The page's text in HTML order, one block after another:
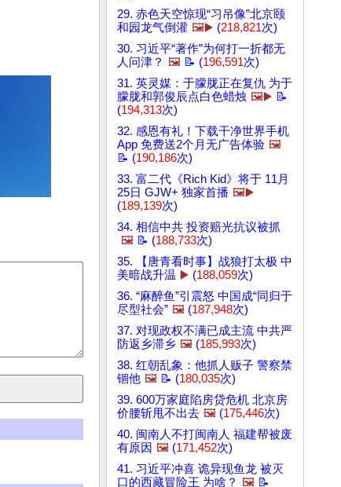
29. 赤色天空惊现“习吊像”北京颐
和园龙气倒灌 🖼️▶️ (218,821次)
30. 习近平“著作”为何打一折都无
人问津？ 🖼️ 📝 (196,591次)
31. 英灵媒：于朦胧正在复仇 为于
朦胧和郭俊辰点白色蜡烛 🖼️▶️ 📝
(194,313次)
32. 感恩有礼！下载干净世界手机
App 免费送2个月无广告体验 🖼️
📝 (190,186次)
33. 富二代《Rich Kid》将于 11月
25日 GJW+ 独家首播 🖼️▶️
(189,139次)
34. 相信中共 投资赔光抗议被抓
🖼️ 📝 (188,733次)
35. 【唐青看时事】战狼打太极 中
美暗战升温 ▶️ (188,059次)
36. “麻醉鱼”引震怒 中国成“同归于
尽型社会” 🖼️ (187,948次)
37. 对现政权不满已成主流 中共严
防返乡滞乡 🖼️ (185,993次)
38. 红朝乱象：他抓人贩子 警察禁
锢他 🖼️ 📝 (180,035次)
39. 600万家庭陷房贷危机 北京房
价腰斩甩不出去 🖼️ (175,446次)
40. 闽南人不打闽南人 福建帮被废
有原因 🖼️ (171,452次)
41. 习近平冲喜 诡异现鱼龙 被灭
口的西藏冒险王 为啥？ 🖼️ 📝